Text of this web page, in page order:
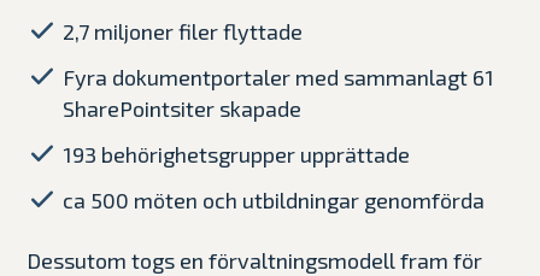
2,7 miljoner filer flyttade
Fyra dokumentportaler med sammanlagt 61
SharePointsiter skapade
193 behörighetsgrupper upprättade
ca 500 möten och utbildningar genomförda
Dessutom togs en förvaltningsmodell fram för